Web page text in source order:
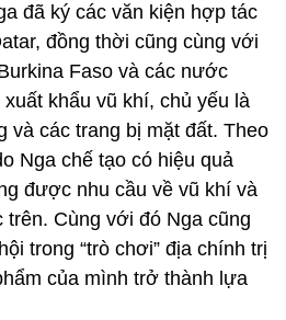
đã ký các văn kiện hợp tác
đồng thời cũng cùng với
Faso và các nước
khẩu vũ khí, chủ yếu là
và các trang bị mặt đất. Theo
Nga chế tạo có hiệu quả
được nhu cầu về vũ khí và
Cùng với đó Nga cũng
trong “trò chơi” địa chính trị
của mình trở thành lựa